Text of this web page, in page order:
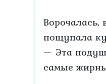
Ворочалась,
пощупала
— Эта
самые